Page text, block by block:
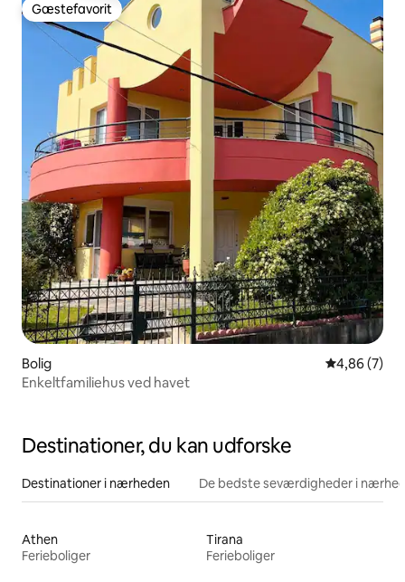
Gæstefavorit
Gæstefavorit
Bolig 4,86 ud af 5
4,86 (7)
Enkeltfamiliehus ved havet
Destinationer, du kan udforske
Destinationer i nærheden De bedste seværdigheder i
Athen
Ferieboliger
Tirana
Ferieboliger